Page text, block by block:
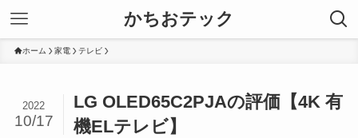
かちおテック
ホーム 家電 テレビ
LG OLED65C2PJAの評価【4K 有
機ELテレビ】
2022
10/17